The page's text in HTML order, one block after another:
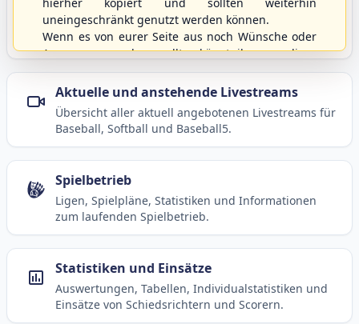
Berichte und Neuigkeiten
Aktuelle Meldungen, Berichte und Nachrichten aus
dem S/HBV, Deutschland und der Welt.
Aktuelle und anstehende Livestreams
Übersicht aller aktuell angebotenen Livestreams für
Baseball, Softball und Baseball5.
Spielbetrieb
Ligen, Spielpläne, Statistiken und Informationen
zum laufenden Spielbetrieb.
Statistiken und Einsätze
Auswertungen, Tabellen, Individualstatistiken und
Einsätze von Schiedsrichtern und Scorern.
uneingeschränkt genutzt werden können.
Wenn es von eurer Seite aus noch Wünsche oder
Anregungen geben sollte, könnt ihr uns diese
gerne an die Verbandsadresseinfo@shbvnet.de
schicken.